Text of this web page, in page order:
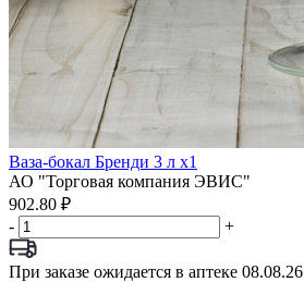
Ваза-бокал Бренди 3 л x1
АО "Торговая компания ЭВИС"
902.80 ₽
-
+
При заказе ожидается в аптеке 08.08.26